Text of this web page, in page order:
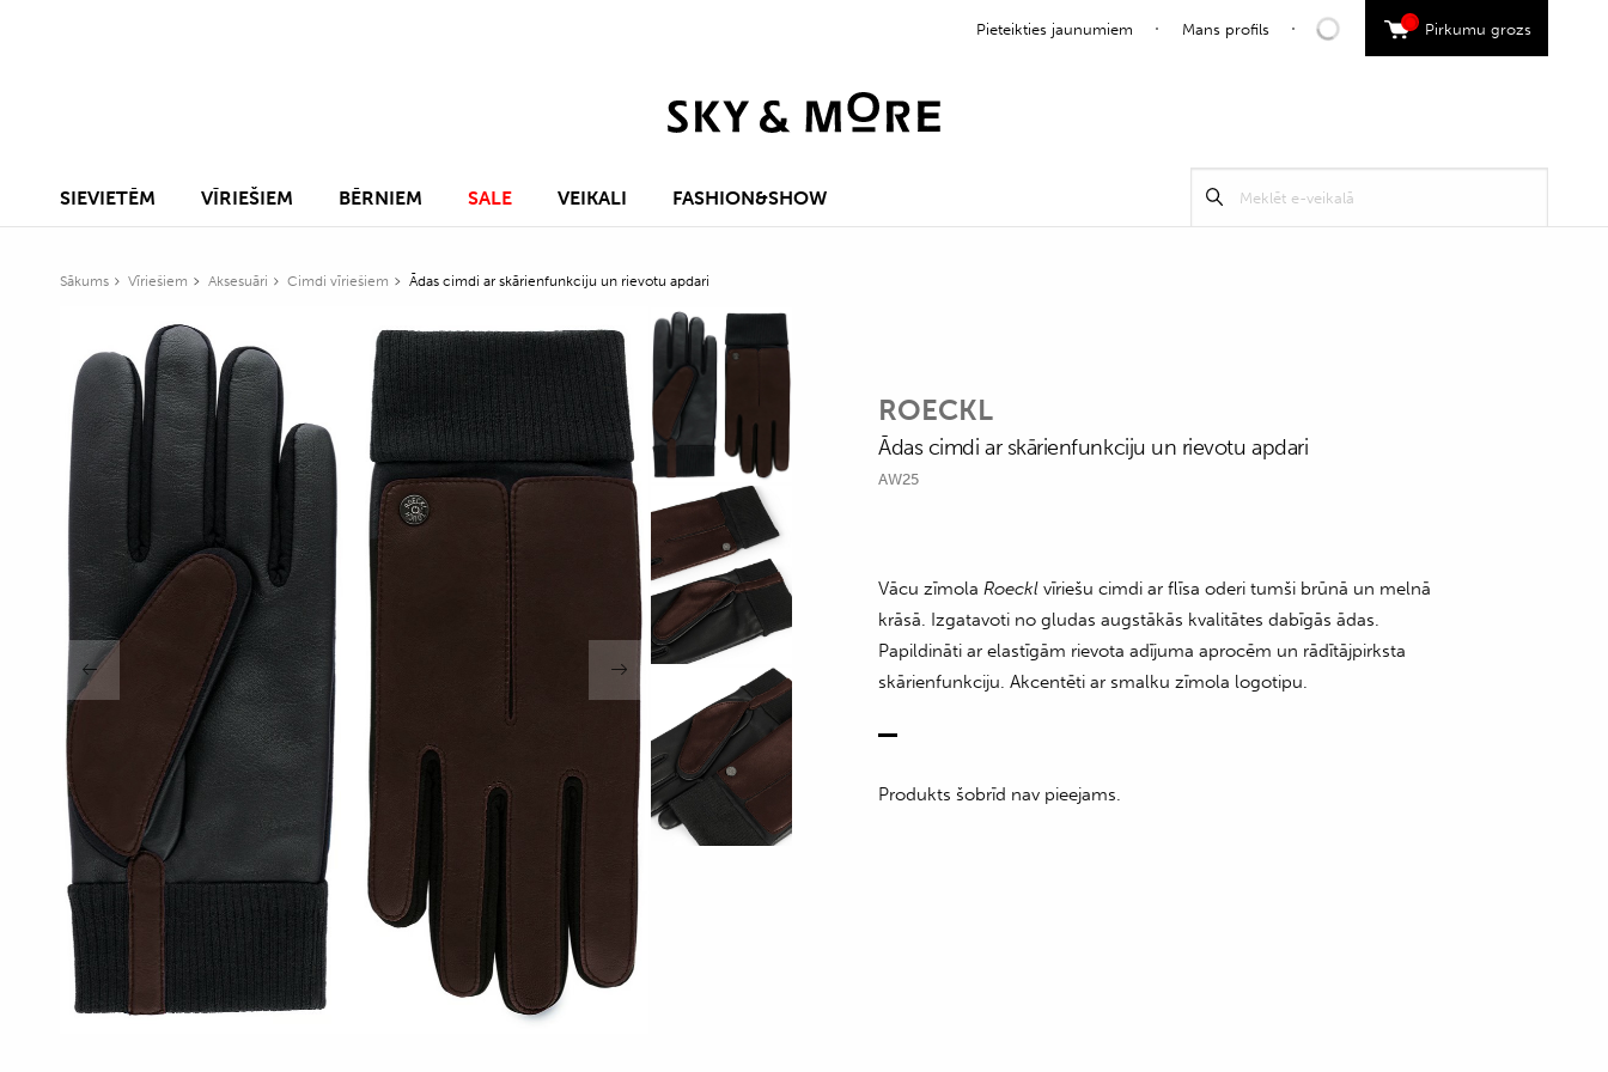
Pieteikties jaunumiem Mans profils Pirkumu grozs
0
SIEVIETĒM VĪRIEŠIEM BĒRNIEM SALE VEIKALI FASHION&SHOW Meklēt
Sākums Vīriešiem Aksesuāri Cimdi vīriešiem Ādas cimdi ar skārienfunkciju un rievotu apdari
ROECKL
Ādas cimdi ar skārienfunkciju un rievotu apdari
AW25
Vācu zīmolaRoecklvīriešu cimdi ar flīsa oderi tumši brūnā un melnā
krāsā. Izgatavoti no gludas augstākās kvalitātes dabīgās ādas.
Papildināti ar elastīgām rievota adījuma aprocēm un rādītājpirksta
skārienfunkciju. Akcentēti ar smalku zīmola logotipu.
Produkts šobrīd nav pieejams.